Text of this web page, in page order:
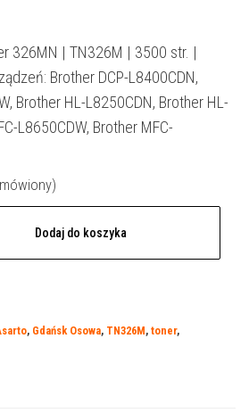
326MN | TN326M | 3500 str. |
Brother DCP-L8400CDN,
Brother HL-L8250CDN, Brother HL-
L8650CDW, Brother MFC-
Dodaj do koszyka
, Gdańsk Osowa, TN326M, toner,